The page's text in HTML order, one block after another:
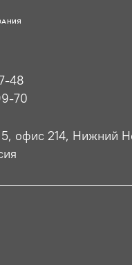
48
70
5, офис 214, Нижний